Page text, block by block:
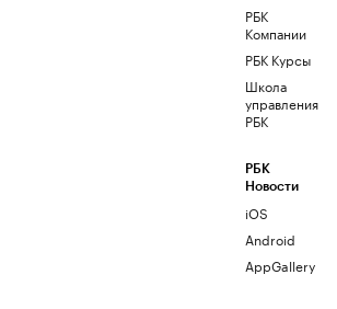
РБК
Компании
РБК Курсы
Школа
управления
РБК
РБК
Новости
iOS
Android
AppGallery